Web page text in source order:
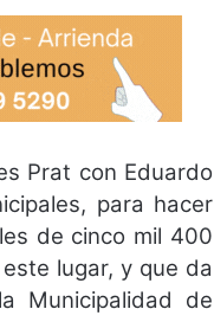
Prat con Eduardo
para hacer
de cinco mil 400
lugar, y que da
Municipalidad de